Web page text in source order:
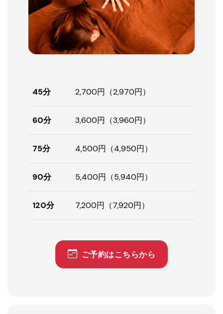
45分 2,700円（2,970円）
60分 3,600円（3,960円）
75分 4,500円（4,950円）
90分 5,400円（5,940円）
120分 7,200円（7,920円）
ご予約はこちらから